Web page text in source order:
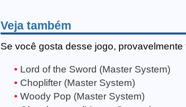
Veja também
Se você gosta desse jogo,
Lord of the Sword (Master System)
Choplifter (Master System)
Woody Pop (Master System)